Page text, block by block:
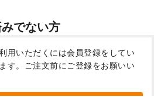
でない方
用いただくには会員登録をしてい
す。
ご注文前にご登録をお願いい